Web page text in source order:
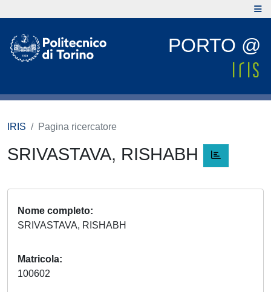
PORTO @
IRIS Pagina ricercatore
SRIVASTAVA, RISHABH
Nome completo
SRIVASTAVA, RISHABH
Matricola
100602